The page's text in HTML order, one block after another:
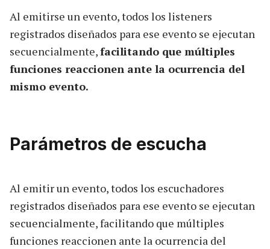
Al emitirse un evento, todos los listeners
registrados diseñados para ese evento se ejecutan
secuencialmente,facilitando que múltiples
funciones reaccionen ante la ocurrencia del
mismo evento.
Parámetros de escucha
Al emitir un evento, todos los escuchadores
registrados diseñados para ese evento se ejecutan
secuencialmente, facilitando que múltiples
funciones reaccionen ante la ocurrencia del